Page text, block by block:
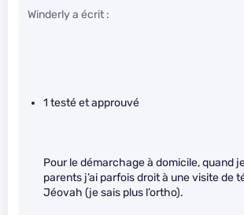
Winderly a écrit :
1 testé et approuvé
Pour le démarchage à domicile, quand
parents j’ai parfois droit à une visite de
Jéovah (je sais plus l’ortho).